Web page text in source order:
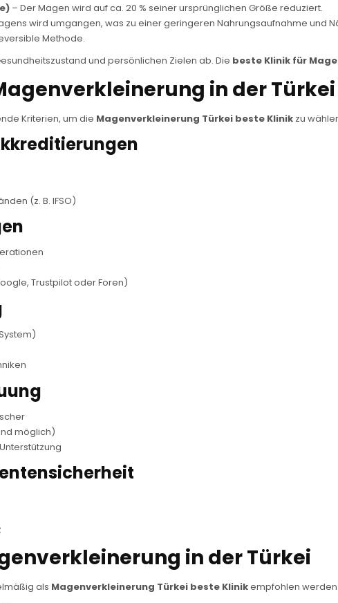
– Der Magen wird auf ca. 20 % seiner ursprünglichen Größe reduziert.
wird umgangen, was zu einer geringeren Nahrungsaufnahme und
Methode.
und persönlichen Zielen ab. Die beste Klinik für
in der
Kriterien, um die Magenverkleinerung Türkei beste Klinik zu
(z. B. IFSO)
Trustpilot oder Foren)
möglich)
in der Türkei
als Magenverkleinerung Türkei beste Klinikempfohlen